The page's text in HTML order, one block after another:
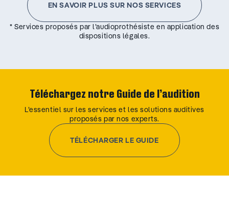
EN SAVOIR PLUS SUR NOS SERVICES
* Services proposés par l’audioprothésiste en application des
dispositions légales.
Téléchargez notre Guide de l’audition
L’essentiel sur les services et les solutions auditives
proposés par nos experts.
TÉLÉCHARGER LE GUIDE